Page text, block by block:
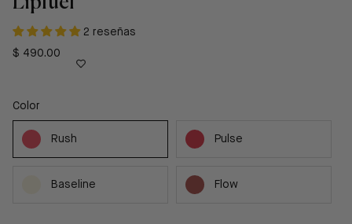
2 reseñas
$ 490.00
Color
Rush Pulse
Baseline Flow